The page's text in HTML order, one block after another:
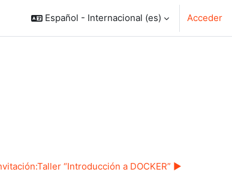
Español - Internacional ‎(es)‎ Acceder
“Introducción a DOCKER” ▶︎